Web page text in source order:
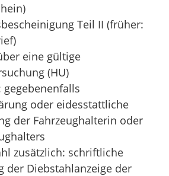
Teil II (früher:
eine gültige
(HU)
gegebenenfalls
oder eidesstattliche
der Fahrzeughalterin oder
zusätzlich: schriftliche
der Diebstahlanzeige der